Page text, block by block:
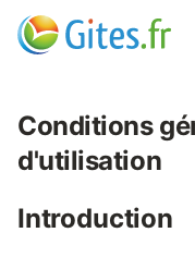
Conditions
d'utilisation
Introduction